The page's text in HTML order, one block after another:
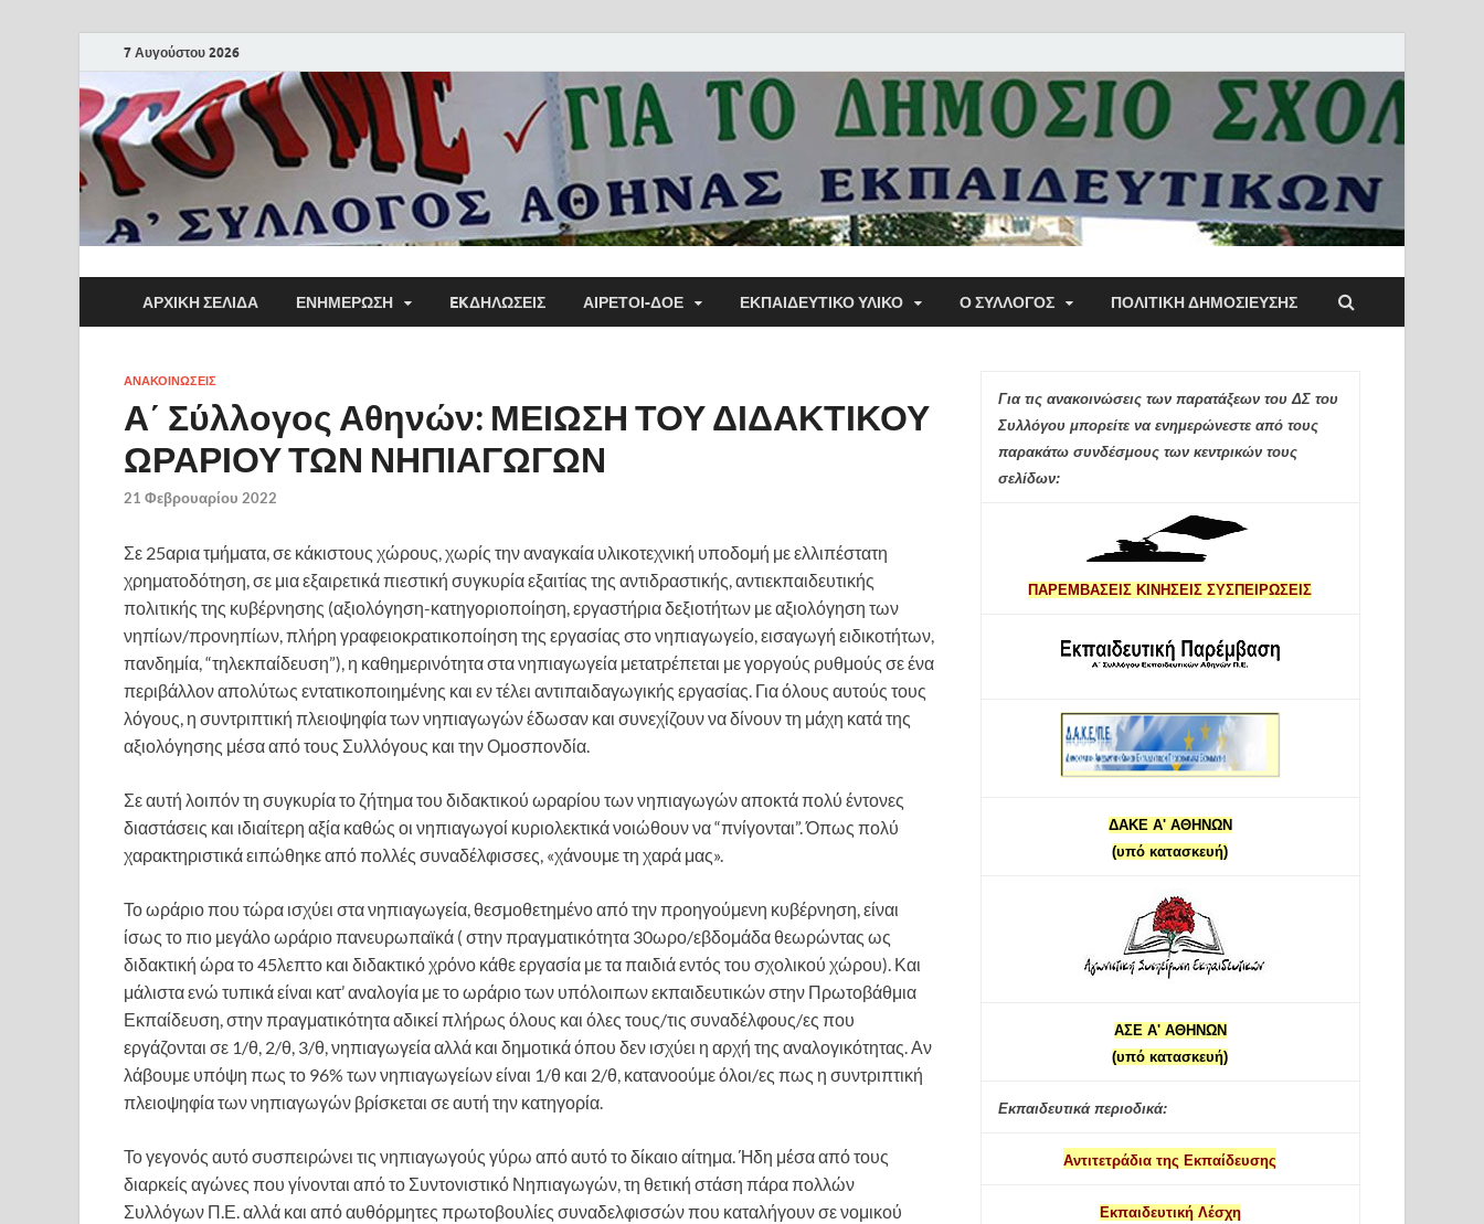
7 Αυγούστου 2026
Α΄ Σύλλογος Αθηνών
Εκπαιδευτικών Π.Ε.
ΑΡΧΙΚΗ ΣΕΛΙΔΑ ΕΝΗΜΕΡΩΣΗ EKΔΗΛΩΣΕΙΣ ΑΙΡΕΤΟΙ-ΔΟΕ ΕΚΠΑΙΔΕΥΤΙΚΌ ΥΛΙΚΌ Ο ΣΥΛΛΟΓΟΣ ΠΟΛΙΤΙΚΉ ΔΗΜΟΣΊΕΥΣΗΣ
ΑΝΑΚΟΙΝΩΣΕΙΣ
Α΄ Σύλλογος Αθηνών: ΜΕΙΩΣΗ ΤΟΥ ΔΙΔΑΚΤΙΚΟΥ
ΩΡΑΡΙΟΥ ΤΩΝ ΝΗΠΙΑΓΩΓΩΝ
21 Φεβρουαρίου 2022
Σε 25αρια τμήματα, σε κάκιστους χώρους, χωρίς την αναγκαία υλικοτεχνική υποδομή με ελλιπέστατη
χρηματοδότηση, σε μια εξαιρετικά πιεστική συγκυρία εξαιτίας της αντιδραστικής, αντιεκπαιδευτικής
πολιτικής της κυβέρνησης (αξιολόγηση-κατηγοριοποίηση, εργαστήρια δεξιοτήτων με αξιολόγηση των
νηπίων/προνηπίων, πλήρη γραφειοκρατικοποίηση της εργασίας στο νηπιαγωγείο, εισαγωγή ειδικοτήτων,
πανδημία, “τηλεκπαίδευση”), η καθημερινότητα στα νηπιαγωγεία μετατρέπεται με γοργούς ρυθμούς σε ένα
περιβάλλον απολύτως εντατικοποιημένης και εν τέλει αντιπαιδαγωγικής εργασίας. Για όλους αυτούς τους
λόγους, η συντριπτική πλειοψηφία των νηπιαγωγών έδωσαν και συνεχίζουν να δίνουν τη μάχη κατά της
αξιολόγησης μέσα από τους Συλλόγους και την Ομοσπονδία.
Σε αυτή λοιπόν τη συγκυρία το ζήτημα του διδακτικού ωραρίου των νηπιαγωγών αποκτά πολύ έντονες
διαστάσεις και ιδιαίτερη αξία καθώς οι νηπιαγωγοί κυριολεκτικά νοιώθουν να “πνίγονται”. Όπως πολύ
χαρακτηριστικά ειπώθηκε από πολλές συναδέλφισσες, «χάνουμε τη χαρά μας».
Το ωράριο που τώρα ισχύει στα νηπιαγωγεία, θεσμοθετημένο από την προηγούμενη κυβέρνηση, είναι
ίσως το πιο μεγάλο ωράριο πανευρωπαϊκά ( στην πραγματικότητα 30ωρο/εβδομάδα θεωρώντας ως
διδακτική ώρα το 45λεπτο και διδακτικό χρόνο κάθε εργασία με τα παιδιά εντός του σχολικού χώρου). Και
μάλιστα ενώ τυπικά είναι κατ’ αναλογία με το ωράριο των υπόλοιπων εκπαιδευτικών στην Πρωτοβάθμια
Εκπαίδευση, στην πραγματικότητα αδικεί πλήρως όλους και όλες τους/τις συναδέλφους/ες που
εργάζονται σε 1/θ, 2/θ, 3/θ, νηπιαγωγεία αλλά και δημοτικά όπου δεν ισχύει η αρχή της αναλογικότητας. Αν
λάβουμε υπόψη πως το 96% των νηπιαγωγείων είναι 1/θ και 2/θ, κατανοούμε όλοι/ες πως η συντριπτική
πλειοψηφία των νηπιαγωγών βρίσκεται σε αυτή την κατηγορία.
Το γεγονός αυτό συσπειρώνει τις νηπιαγωγούς γύρω από αυτό το δίκαιο αίτημα. Ήδη μέσα από τους
διαρκείς αγώνες που γίνονται από το Συντονιστικό Νηπιαγωγών, τη θετική στάση πάρα πολλών
Συλλόγων Π.Ε. αλλά και από αυθόρμητες πρωτοβουλίες συναδελφισσών που καταλήγουν σε νομικού
Για τις ανακοινώσεις των παρατάξεων του ΔΣ του
Συλλόγου μπορείτε να ενημερώνεστε από τους
παρακάτω συνδέσμους των κεντρικών τους
σελίδων:
ΠΑΡΕΜΒΑΣΕΙΣ ΚΙΝΗΣΕΙΣ ΣΥΣΠΕΙΡΩΣΕΙΣ
ΔΑΚΕ Α' ΑΘΗΝΩΝ
(υπό κατασκευή)
ΑΣΕ Α' ΑΘΗΝΩΝ
(υπό κατασκευή)
Εκπαιδευτικά περιοδικά:
Αντιτετράδια της Εκπαίδευσης
Εκπαιδευτική Λέσχη